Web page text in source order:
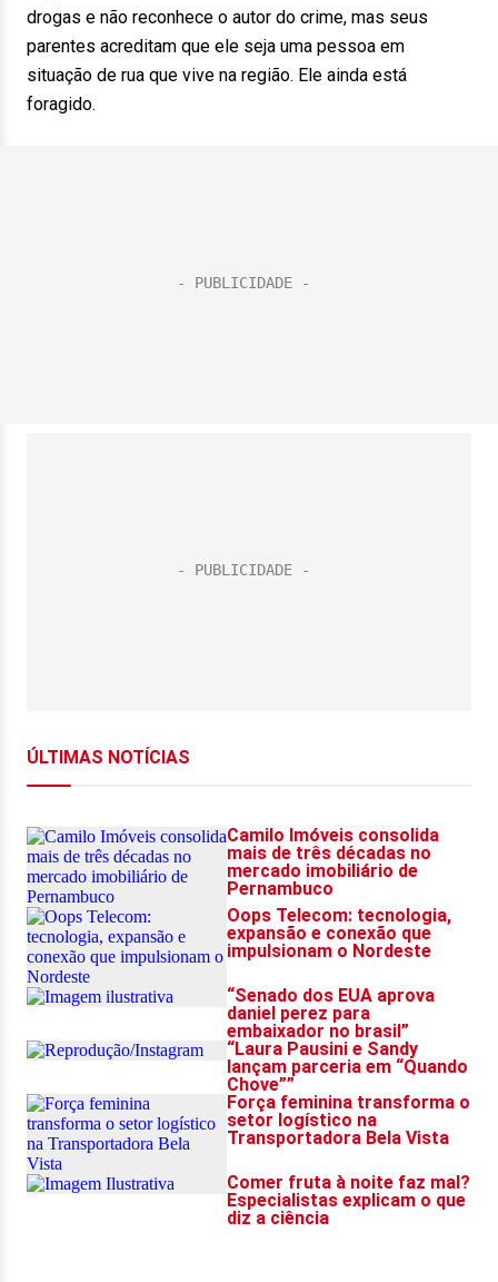
drogas e não reconhece o autor do crime, mas seus
parentes acreditam que ele seja uma pessoa em
situação de rua que vive na região. Ele ainda está
foragido.